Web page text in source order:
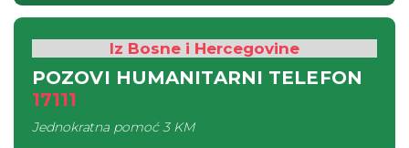
Iz Bosne i Hercegovine
POZOVI HUMANITARNI TELEFON
17111
Jednokratna pomoć3 KM